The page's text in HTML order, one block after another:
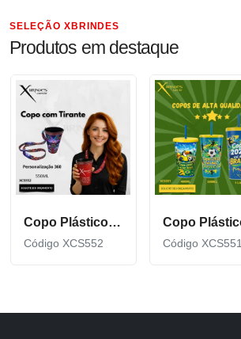
SELEÇÃO XBRINDES
Produtos em destaque
Copo Plástico de 550 ML com Tirante Personalizado XCS552
Código XCS552 Código XCS551